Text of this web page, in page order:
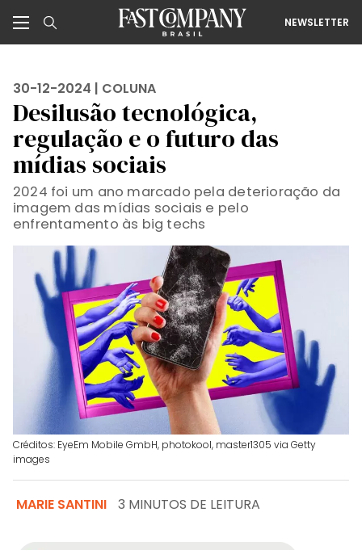
NEWSLETTER
30-12-2024 | COLUNA
Desilusão tecnológica,
regulação e o futuro das
mídias sociais
2024 foi um ano marcado pela deterioração da
imagem das mídias sociais e pelo
enfrentamento às big techs
Créditos: EyeEm Mobile GmbH, photokool, master1305 via Getty
images
MARIE SANTINI 3 MINUTOS DE LEITURA